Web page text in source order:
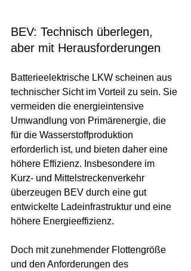
BEV: Technisch überlegen,
aber mit Herausforderungen
Batterieelektrische LKW scheinen aus
technischer Sicht im Vorteil zu sein. Sie
vermeiden die energieintensive
Umwandlung von Primärenergie, die
für die Wasserstoffproduktion
erforderlich ist, und bieten daher eine
höhere Effizienz. Insbesondere im
Kurz- und Mittelstreckenverkehr
überzeugen BEV durch eine gut
entwickelte Ladeinfrastruktur und eine
höhere Energieeffizienz.
Doch mit zunehmender Flottengröße
und den Anforderungen des